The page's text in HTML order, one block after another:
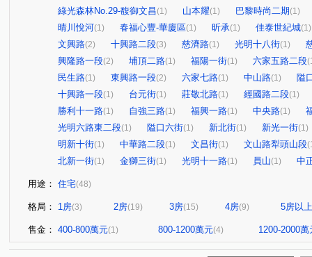
綠光森林No.29-馥御文昌(1) 山本耀(1) 巴黎時尚二期(1)
晴川悅河(1) 春福心豐-華廈區(1) 昕承(1) 佳泰世紀城(1)
文興路(2) 十興路二段(3) 慈濟路(1) 光明十八街(1)
興隆路一段(2) 埔頂二路(1) 福陽一街(1) 六家五路二段
民生路(1) 東興路一段(2) 六家七路(1) 中山路(1)
隘
十興路一段(1) 台元街(1) 莊敬北路(1) 經國路二段(1)
勝利十一路(1) 自強三路(1) 福興一路(1) 中央路(1)
光明六路東二段(1) 隘口六街(1) 新北街(1) 新光一街(1)
明新十街(1) 中華路二段(1) 文昌街(1) 文山路犁頭山段
北新一街(1) 金獅三街(1) 光明十一路(1) 員山(1) 中
用途： 住宅(48)
格局： 1房(3) 2房(19) 3房(15) 4房(9) 5房以上
售金： 400-800萬元(1) 800-1200萬元(4) 1200-2000萬